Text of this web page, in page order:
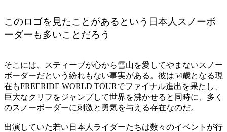
このロゴを見たことがあるという日本人スノーボ
ーダーも多いことだろう
そこには、スティーブが心から雪山を愛してやまないスノー
ボーダーだという紛れもない事実がある。彼は54歳となる現
在もFREERIDE WORLD TOURでファイナル進出を果たし、
巨大なクリフをジャンプして世界を沸かせると同時に、多く
のスノーボーダーに刺激と勇気を与える存在なのだ。
出演していた若い日本人ライダーたちは数々のイベントが行